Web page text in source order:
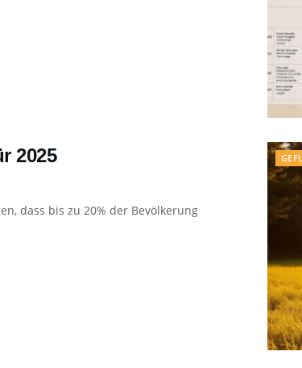
2025
dass bis zu 20% der Bevölkerung